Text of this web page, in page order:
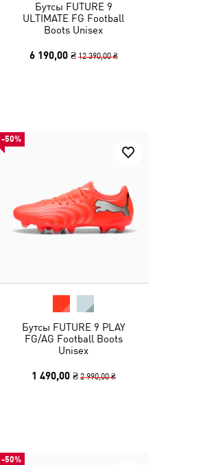
Бутсы FUTURE 9
ULTIMATE FG Football
Boots Unisex
6 190,00 ₴ 12 390,00 ₴
-50%
Бутсы FUTURE 9 PLAY
FG/AG Football Boots
Unisex
1 490,00 ₴ 2 990,00 ₴
-50%